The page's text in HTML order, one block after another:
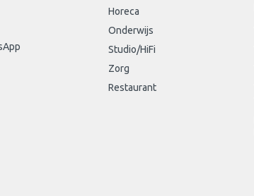
Horeca
Onderwijs
Studio/HiFi
Zorg
Restaurant